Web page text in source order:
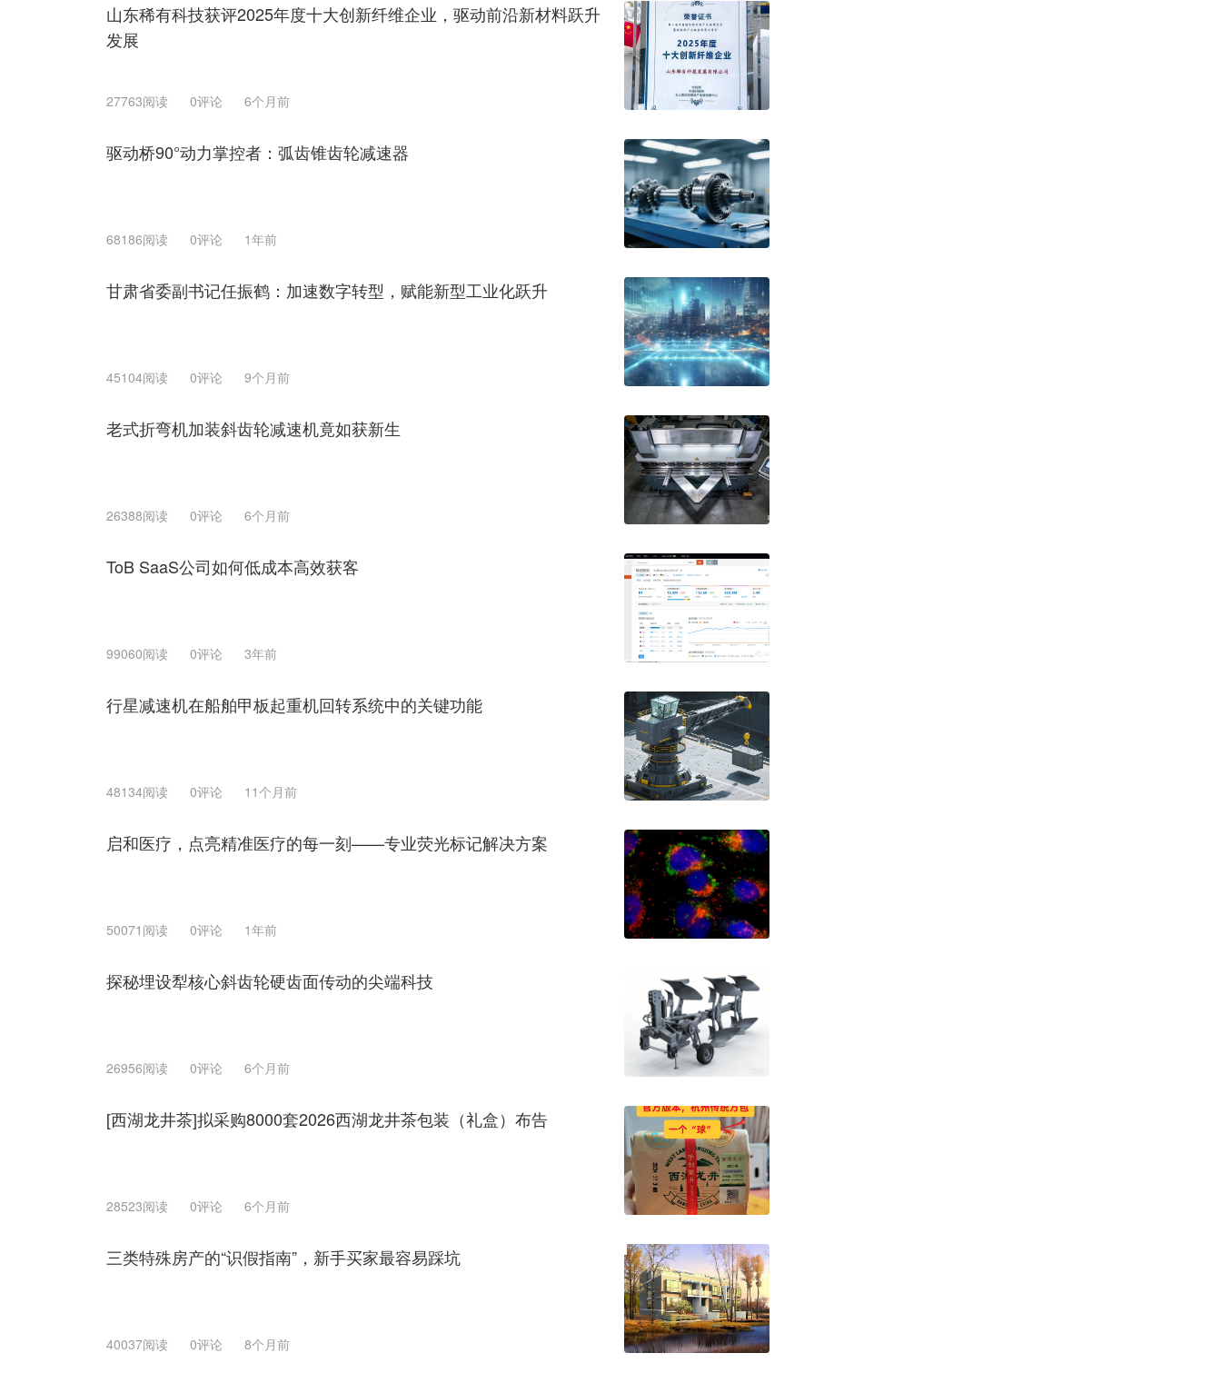
山东稀有科技获评2025年度十大创新纤维企业，驱动前沿新材料跃升
发展
27763阅读 0评论 6个月前
驱动桥90°动力掌控者：弧齿锥齿轮减速器
68186阅读 0评论 1年前
甘肃省委副书记任振鹤：加速数字转型，赋能新型工业化跃升
45104阅读 0评论 9个月前
老式折弯机加装斜齿轮减速机竟如获新生
26388阅读 0评论 6个月前
ToB SaaS公司如何低成本高效获客
99060阅读 0评论 3年前
行星减速机在船舶甲板起重机回转系统中的关键功能
48134阅读 0评论 11个月前
启和医疗，点亮精准医疗的每一刻——专业荧光标记解决方案
50071阅读 0评论 1年前
探秘埋设犁核心斜齿轮硬齿面传动的尖端科技
26956阅读 0评论 6个月前
[西湖龙井茶]拟采购8000套2026西湖龙井茶包装（礼盒）布告
28523阅读 0评论 6个月前
三类特殊房产的“识假指南”，新手买家最容易踩坑
40037阅读 0评论 8个月前